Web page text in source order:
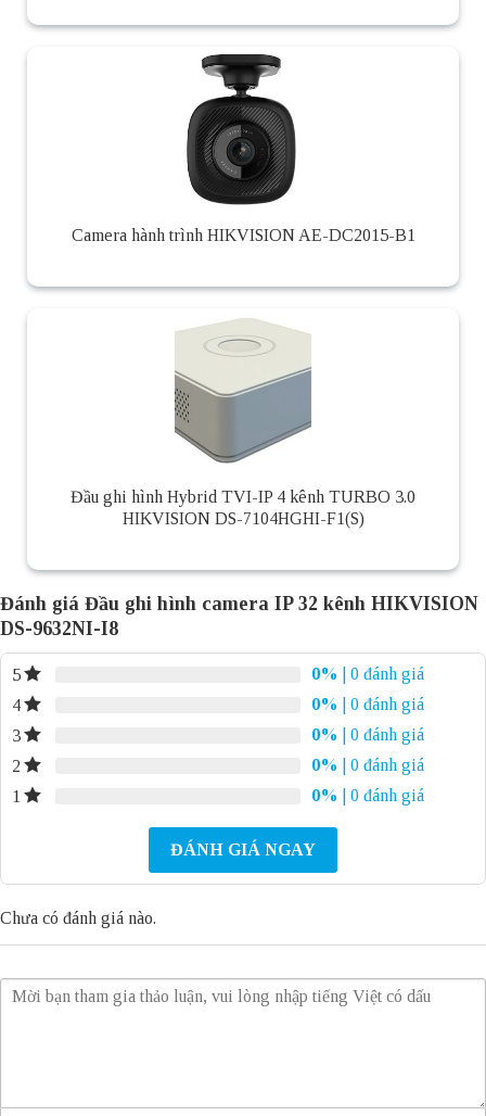
Camera hành trình HIKVISION AE-DC2015-B1
Đầu ghi hình Hybrid TVI-IP 4 kênh TURBO 3.0
HIKVISION DS-7104HGHI-F1(S)
Đánh giá Đầu ghi hình camera IP 32 kênh HIKVISION
DS-9632NI-I8
5 0%
| 0 đánh giá
4
0%
| 0 đánh giá
3
0%
| 0 đánh giá
2
0%
| 0 đánh giá
1
0% | 0 đánh giá
ĐÁNH GIÁ NGAY
Chưa có đánh giá nào.